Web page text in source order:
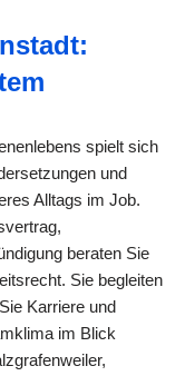
spielt sich
und
Alltags im Job.
beraten Sie
Sie begleiten
Karriere und
im Blick